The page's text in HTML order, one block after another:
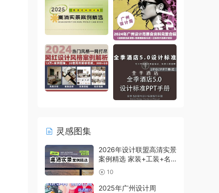
灵感图集
2026年设计联盟高清实景
案例精选 家装+工装+名
师及赠送
10
2025年广州设计周